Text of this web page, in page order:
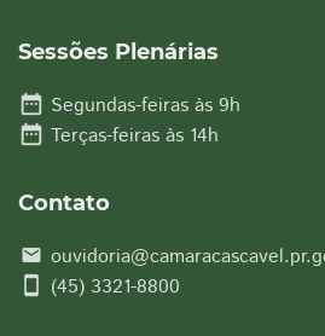
Sessões Plenárias
date_range Segundas-feiras às 9h
date_range Terças-feiras às 14h
Contato
email
smartphone (45) 3321-8800